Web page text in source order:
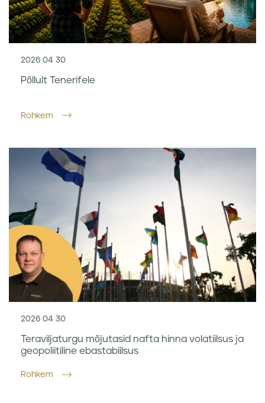
2026 04 30
Põllult Tenerifele
Rohkem
2026 04 30
Teraviljaturgu mõjutasid nafta hinna volatiilsus ja
geopoliitiline ebastabiilsus
Rohkem